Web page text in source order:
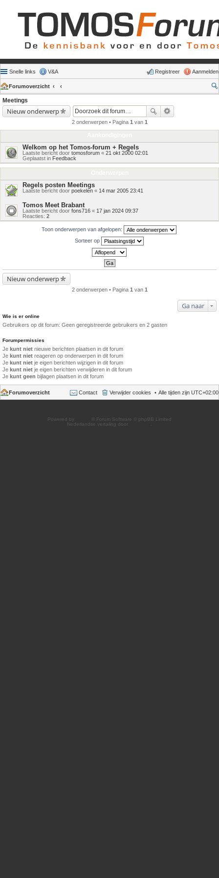
Snelle links V&A Aanmelden
Registreer
Forumoverzicht
Meetings
Nieuw onderwerp
2 onderwerpen • Pagina 1 van 1
Welkom op het Tomos-forum + Regels
Laatste bericht door tomosforum « 21 okt 2000 02:01
Geplaatst in Feedback
Regels posten Meetings
Laatste bericht door poekelen « 14 mar 2005 23:41
Tomos Meet Brabant
Laatste bericht door fons716 « 17 jan 2024 09:37
Reacties: 2
Toon onderwerpen van afgelopen:
Sorteer op
Nieuw onderwerp
2 onderwerpen • Pagina 1 van 1
Ga naar
Wie is er online
Gebruikers op dit forum: Geen geregistreerde gebruikers en 2 gasten
Forumpermissies
Je kunt niet nieuwe berichten plaatsen in dit forum
Je kunt niet reageren op onderwerpen in dit forum
Je kunt niet je eigen berichten wijzigen in dit forum
Je kunt niet je eigen berichten verwijderen in dit forum
Je kunt geen bijlagen plaatsen in dit forum
Forumoverzicht Alle tijden zijn UTC+02:00
Verwijder cookies
Contact
Powered by
® Forum Software © phpBB Limited
Nederlandse vertaling door